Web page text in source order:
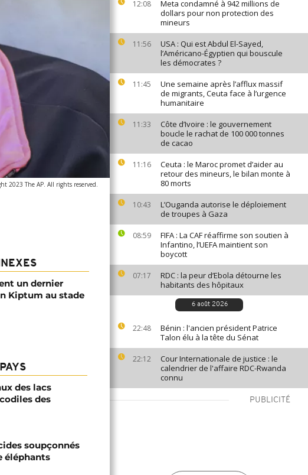
12:08
Meta condamné à 942 millions de
dollars pour non protection des
mineurs
11:56
USA : Qui est Abdul El-Sayed,
l’Américano-Égyptien qui bouscule
les démocrates ?
11:45
Une semaine après l’afflux massif
de migrants, Ceuta face à l’urgence
humanitaire
11:33
Côte d’Ivoire : le gouvernement
boucle le rachat de 100 000 tonnes
de cacao
11:16
Ceuta : le Maroc promet d’aider au
retour des mineurs, le bilan monte à
80 morts
10:43
L’Ouganda autorise le déploiement
de troupes à Gaza
08:59
FIFA : La CAF réaffirme son soutien à
Infantino, l’UEFA maintient son
boycott
07:17
RDC : la peur d’Ebola détourne les
habitants des hôpitaux
6 août 2026
22:48
Bénin : l'ancien président Patrice
Talon élu à la tête du Sénat
22:12
Cour Internationale de justice : le
calendrier de l'affaire RDC-Rwanda
connu
PUBLICITÉ
2023 The AP. All rights reserved.
un dernier
Kiptum au stade
des lacs
des
soupçonnés
éléphants